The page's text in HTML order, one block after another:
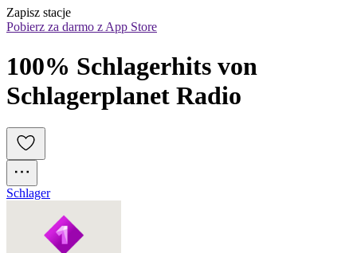
Zapisz stacje
Pobierz za darmo z App Store
100% Schlagerhits von
Schlagerplanet Radio
Schlager